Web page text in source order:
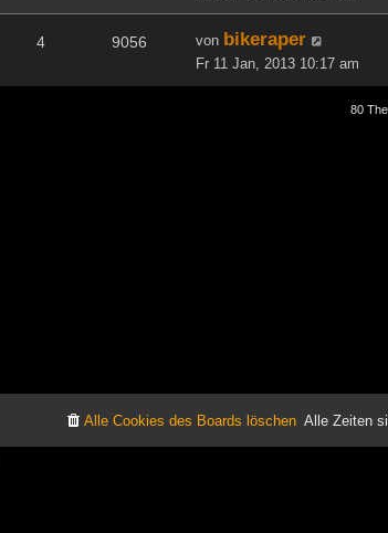
4 9056 von bikeraper
Fr 11 Jan, 2013 10:17 am
80
Alle Zeiten
Alle Cookies des Boards löschen